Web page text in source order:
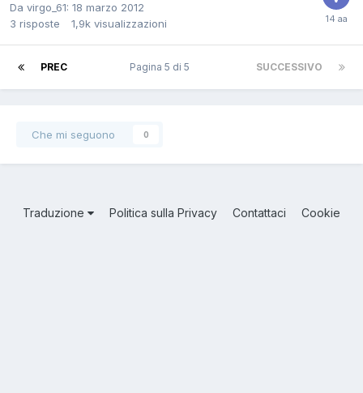
Da virgo_61: 18 marzo 2012
3 risposte 1,9k visualizzazioni
PREC SUCCESSIVO
Pagina 5 di 5
Che mi seguono 0
Traduzione Politica sulla Privacy Contattaci Cookie